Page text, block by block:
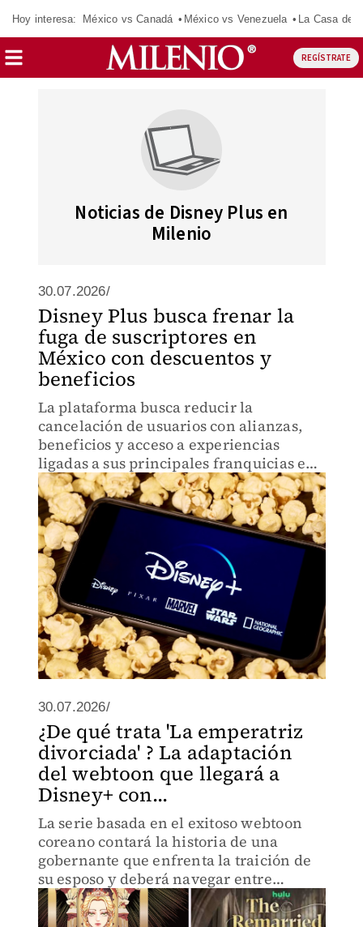
Hoy interesa: México vs Canadá México vs Venezuela La Casa de
REGÍSTRATE
Noticias de Disney Plus en
Milenio
30.07.2026/
Disney Plus busca frenar la
fuga de suscriptores en
México con descuentos y
beneficios
La plataforma busca reducir la
cancelación de usuarios con alianzas,
beneficios y acceso a experiencias
ligadas a sus principales franquicias en
un mercado de streaming cada vez más
competido.
30.07.2026/
¿De qué trata 'La emperatriz
divorciada' ? La adaptación
del webtoon que llegará a
Disney+ con...
La serie basada en el exitoso webtoon
coreano contará la historia de una
gobernante que enfrenta la traición de
su esposo y deberá navegar entre
alianzas, conflictos de poder y un nuevo
romance dentro de un mundo imperial.